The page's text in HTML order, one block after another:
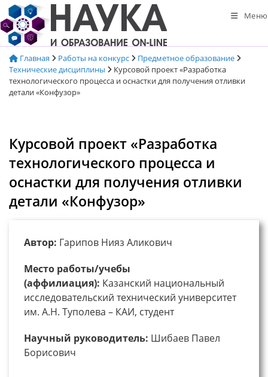
Перейти
к
содержимому
Меню
Главная Работы на конкурс
Предметное образование
Технические дисциплины
Курсовой проект «Разработка
технологического процесса и оснастки для получения отливки
детали «Конфузор»
Курсовой проект «Разработка
технологического процесса и
оснастки для получения отливки
детали «Конфузор»
Автор: Гарипов Нияз Аликович
Место работы/учебы
(аффилиация): Казанский национальный
исследовательский технический университет
им. А.Н. Туполева – КАИ, студент
Научный руководитель: Шибаев Павел
Борисович